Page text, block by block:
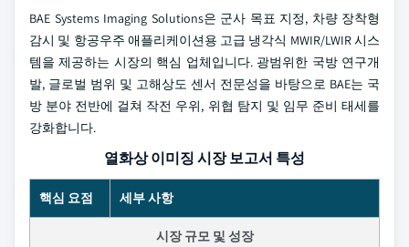
BAE Systems Imaging Solutions은 군사 목표 지정, 차량 장착형
감시 및 항공우주 애플리케이션용 고급 냉각식 MWIR/LWIR 시스
템을 제공하는 시장의 핵심 업체입니다. 광범위한 국방 연구개
발, 글로벌 범위 및 고해상도 센서 전문성을 바탕으로 BAE는 국
방 분야 전반에 걸쳐 작전 우위, 위협 탐지 및 임무 준비 태세를
강화합니다.
열화상 이미징 시장 보고서 특성
핵심 요점 세부 사항
시장 규모 및 성장